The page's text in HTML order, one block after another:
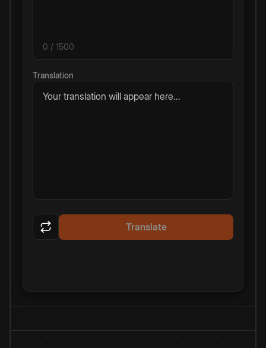
0 / 1500
Translation
Your translation will appear here...
Translate